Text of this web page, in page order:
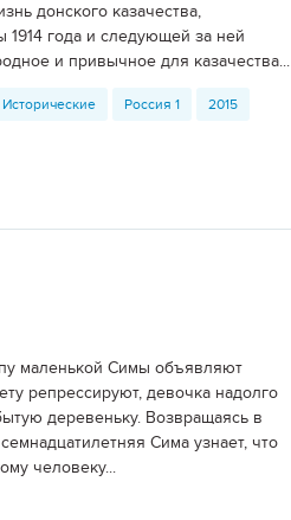
донского казачества,
года и следующей за ней
и привычное для казачества...
Исторические Россия 1 2015
маленькой Симы объявляют
репрессируют, девочка надолго
деревеньку. Возвращаясь в
Сима узнает, что
человеку...